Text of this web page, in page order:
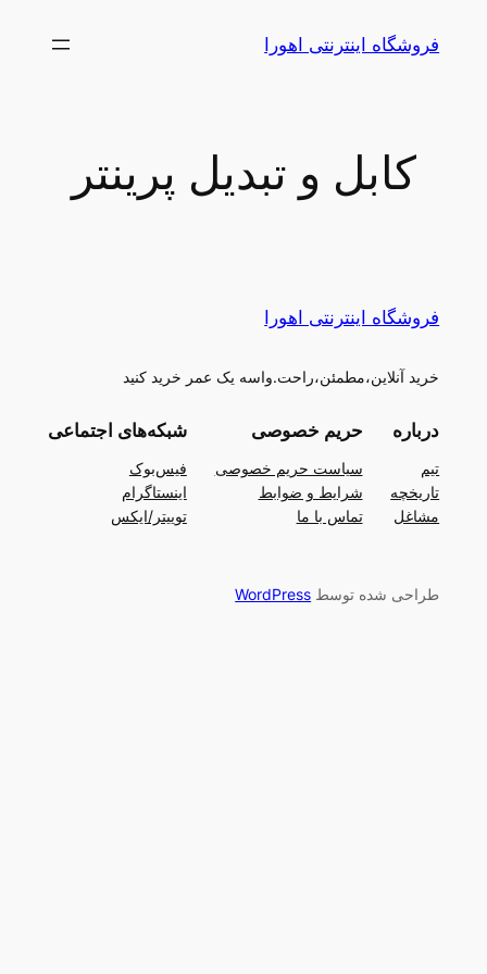
فروشگاه اینترنتی اهورا
کابل و تبدیل پرینتر
فروشگاه اینترنتی اهورا
خرید آنلاین،مطمئن،راحت.واسه یک عمر خرید کنید
درباره
تیم
تاریخچه
مشاغل
حریم خصوصی
سیاست حریم خصوصی
شرایط و ضوابط
تماس با ما
شبکه‌های اجتماعی
فیس‌بوک
اینستاگرام
توییتر/ایکس
طراحی شده توسط WordPress